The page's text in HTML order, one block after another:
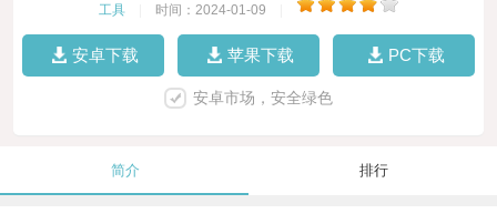
工具 时间：2024-01-09
安卓下载 苹果下载 PC下载
安卓市场，安全绿色
简介 排行